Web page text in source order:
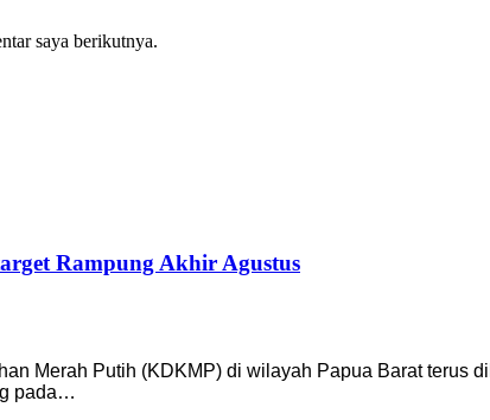
saya berikutnya.
Rampung Akhir Agustus
Merah Putih (KDKMP) di wilayah Papua Barat terus
pada…